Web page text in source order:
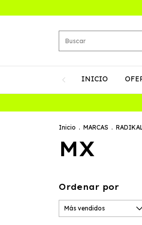
INICIO
Inicio . MARCAS .
MX
Ordenar por